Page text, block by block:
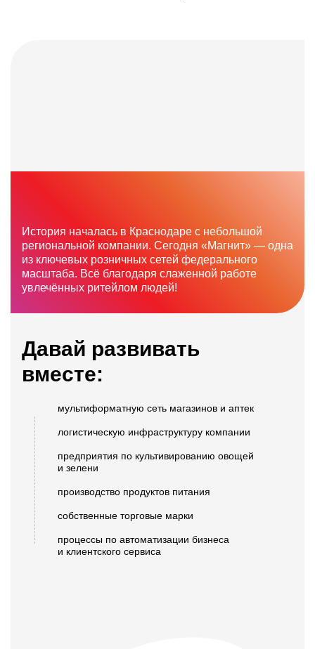
История началась в Краснодаре с небольшой
региональной компании. Сегодня «Магнит» — одна
из ключевых розничных сетей федерального
масштаба. Всё благодаря слаженной работе
увлечённых ритейлом людей!
Давай развивать
вместе:
мультиформатную сеть магазинов и аптек
логистическую инфраструктуру компании
предприятия по культивированию овощей
и зелени
производство продуктов питания
собственные торговые марки
процессы по автоматизации бизнеса
и клиентского сервиса